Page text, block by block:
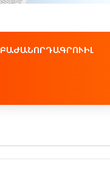
ԲԱԺԱՆՈՐԴԱԳՐՈՒԻԼ